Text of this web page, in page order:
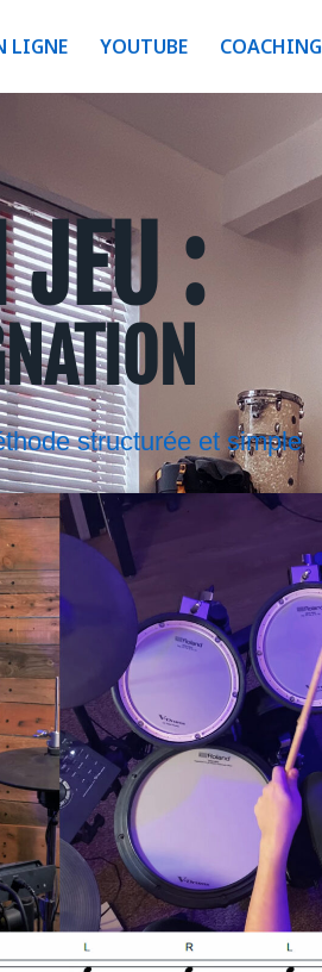
LIGNE YOUTUBE COACHING
JEU :
structurée et simple